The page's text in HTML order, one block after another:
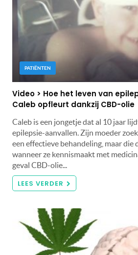
PATIËNTEN
Video > Hoe het leven van
Caleb opfleurt dankzij CBD-olie
Caleb is een jongetje dat al 10 jaar
epilepsie-aanvallen. Zijn moeder
een effectieve behandeling, maar die
wanneer ze kennismaakt met
geval CBD-olie...
LEES VERDER